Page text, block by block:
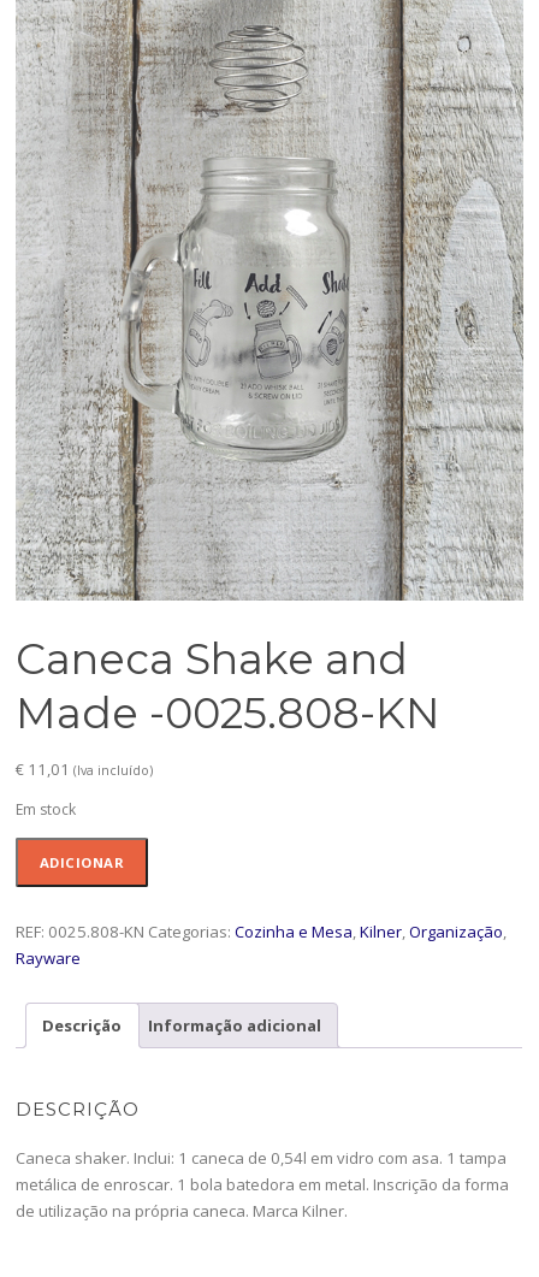
Caneca Shake and
Made -0025.808-KN
€ 11,01 (Iva incluído)
Em stock
Shake
and
-0025.808-
ADICIONAR
REF: 0025.808-KN Categorias:Cozinha e Mesa,Kilner,Organização,
Rayware
Descrição Informação adicional
DESCRIÇÃO
Caneca shaker. Inclui: 1 caneca de 0,54l em vidro com asa. 1 tampa
metálica de enroscar. 1 bola batedora em metal. Inscrição da forma
de utilização na própria caneca. Marca Kilner.